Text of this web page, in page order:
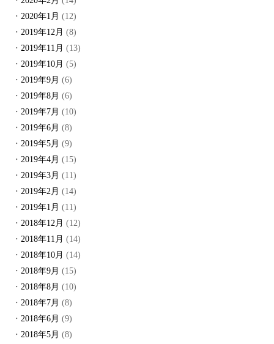
2020年1月 (12)
2019年12月 (8)
2019年11月 (13)
2019年10月 (5)
2019年9月 (6)
2019年8月 (6)
2019年7月 (10)
2019年6月 (8)
2019年5月 (9)
2019年4月 (15)
2019年3月 (11)
2019年2月 (14)
2019年1月 (11)
2018年12月 (12)
2018年11月 (14)
2018年10月 (14)
2018年9月 (15)
2018年8月 (10)
2018年7月 (8)
2018年6月 (9)
2018年5月 (8)